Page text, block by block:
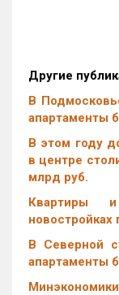
Другие
В
апартаменты
В этом году
в центре
млрд руб.
Квартиры
В Северной
апартаменты